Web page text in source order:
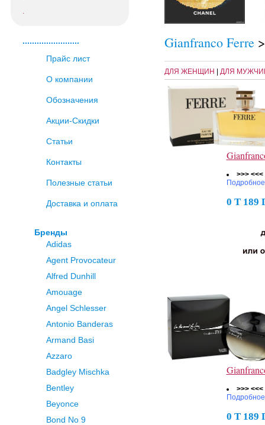
.
........................
Прайс лист
О компании
Обозначения
Акции-Скидки
Статьи
Контакты
Полезные статьи
Доставка и оплата
Бренды
Adidas
Agent Provocateur
Alfred Dunhill
Amouage
Angel Schlesser
Antonio Banderas
Armand Basi
Azzaro
Badgley Mischka
Bentley
Beyonce
Bond No 9
Gianfranco Ferre
ДЛЯ ЖЕНЩИН ДЛЯ
>>> <<<
0 Т 189
>>> <<<
0 Т 189